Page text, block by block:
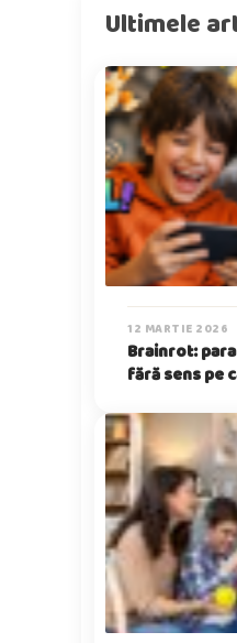
Ultimele
12 MARTIE 2026
Brainrot:
fără sens pe